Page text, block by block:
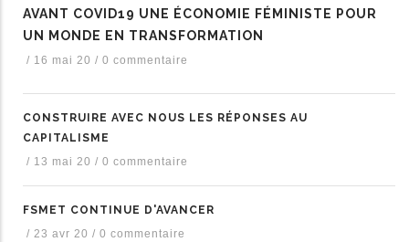
AVANT COVID19 UNE ÉCONOMIE FÉMINISTE POUR
UN MONDE EN TRANSFORMATION
/ 16 mai 20 / 0 commentaire
CONSTRUIRE AVEC NOUS LES RÉPONSES AU
CAPITALISME
/ 13 mai 20 / 0 commentaire
FSMET CONTINUE D'AVANCER
/ 23 avr 20 / 0 commentaire